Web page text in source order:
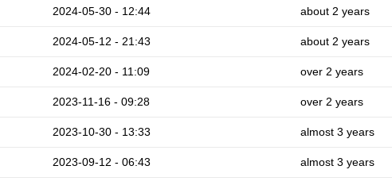
2024-05-30 - 12:44 about 2 years
2024-05-12 - 21:43 about 2 years
2024-02-20 - 11:09 over 2 years
2023-11-16 - 09:28 over 2 years
2023-10-30 - 13:33 almost 3 years
2023-09-12 - 06:43 almost 3 years